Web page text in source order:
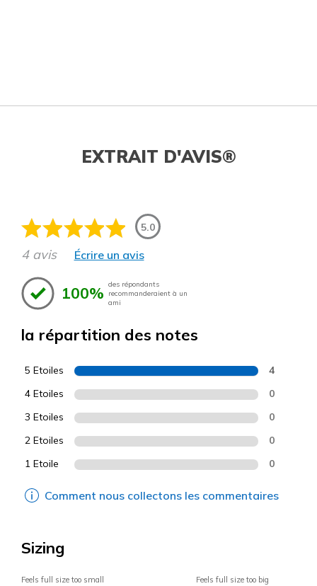
EXTRAIT D'AVIS®
5.0
4 avis Écrire un avis
100% des répondants
recommanderaient à un
ami
la répartition des notes
5 Etoiles 4
4 Etoiles 0
3 Etoiles 0
2 Etoiles 0
1 Etoile 0
Comment nous collectons les commentaires
Sizing
Feels full size too small Feels full size too big